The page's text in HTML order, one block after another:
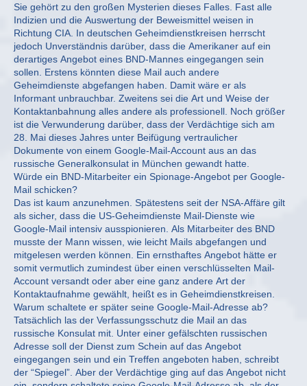
Sie gehört zu den großen Mysterien dieses Falles. Fast alle
Indizien und die Auswertung der Beweismittel weisen in
Richtung CIA. In deutschen Geheimdienstkreisen herrscht
jedoch Unverständnis darüber, dass die Amerikaner auf ein
derartiges Angebot eines BND-Mannes eingegangen sein
sollen. Erstens könnten diese Mail auch andere
Geheimdienste abgefangen haben. Damit wäre er als
Informant unbrauchbar. Zweitens sei die Art und Weise der
Kontaktanbahnung alles andere als professionell. Noch größer
ist die Verwunderung darüber, dass der Verdächtige sich am
28. Mai dieses Jahres unter Beifügung vertraulicher
Dokumente von einem Google-Mail-Account aus an das
russische Generalkonsulat in München gewandt hatte.
Würde ein BND-Mitarbeiter ein Spionage-Angebot per Google-
Mail schicken?
Das ist kaum anzunehmen. Spätestens seit der NSA-Affäre gilt
als sicher, dass die US-Geheimdienste Mail-Dienste wie
Google-Mail intensiv ausspionieren. Als Mitarbeiter des BND
musste der Mann wissen, wie leicht Mails abgefangen und
mitgelesen werden können. Ein ernsthaftes Angebot hätte er
somit vermutlich zumindest über einen verschlüsselten Mail-
Account versandt oder aber eine ganz andere Art der
Kontaktaufnahme gewählt, heißt es in Geheimdienstkreisen.
Warum schaltete er später seine Google-Mail-Adresse ab?
Tatsächlich las der Verfassungsschutz die Mail an das
russische Konsulat mit. Unter einer gefälschten russischen
Adresse soll der Dienst zum Schein auf das Angebot
eingegangen sein und ein Treffen angeboten haben, schreibt
der “Spiegel”. Aber der Verdächtige ging auf das Angebot nicht